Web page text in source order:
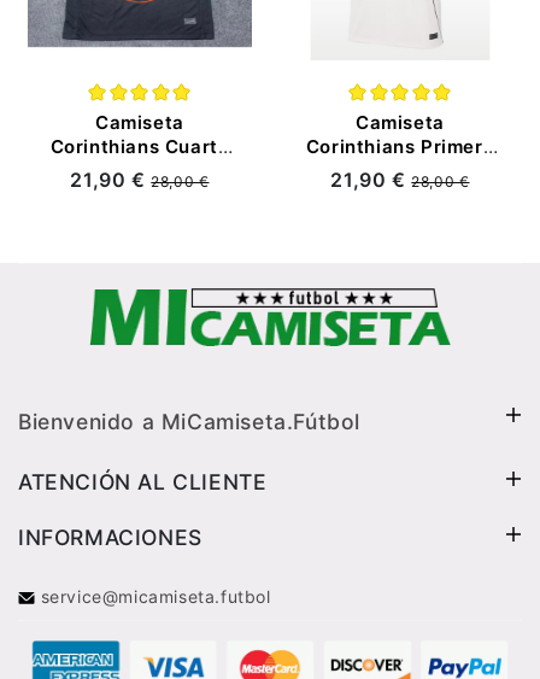
Camiseta
Corinthians Cuarta
Equipación
2025/2026
21,90 €28,00 €
Camiseta
Corinthians Primera
Equipación
2026/2027 Blanco
21,90 €28,00 €
Bienvenido a MiCamiseta.Fútbol
ATENCIÓN AL CLIENTE
INFORMACIONES
service@micamiseta.futbol